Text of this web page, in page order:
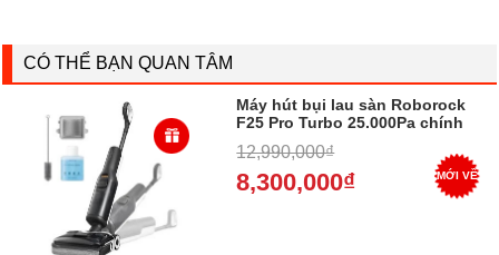
CÓ THỂ BẠN QUAN TÂM
Máy hút bụi lau sàn Roborock
F25 Pro Turbo 25.000Pa chính
hãng giá rẻ
12,990,000₫
8,300,000₫ MỚI VỀ